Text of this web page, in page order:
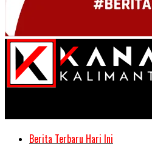
Berita Terbaru Hari Ini